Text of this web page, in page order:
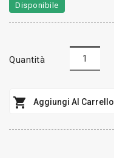
Disponibile
Quantità
 Aggiungi Al Carrello